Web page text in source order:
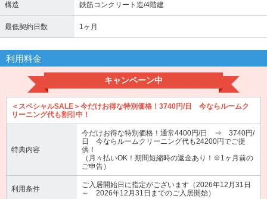
構造 鉄筋コンクリート造/4階建
最低契約日数 1ヶ月
利用料金
キャンペーン中
＜スペシャルSALE＞今だけお得な特別価格！3740円/日 今ならルームク
リーニング代も割引中！
特典内容
今だけお得な特別価格！通常4400円/日 ⇒ 3740円/
日 今ならルームクリーニング代も24200円でご提
供！
（月々払いOK！期間短縮時の返金あり！※1ヶ月前の
ご申告）
利用条件
ご入居開始日に指定がございます（2026年12月31日
～ 2026年12月31日までのご入居開始）